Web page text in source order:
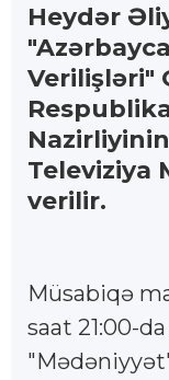
Heydər
Verilişləri"
Televiziya
verilir.
Müsabiqə
saat 21:00-